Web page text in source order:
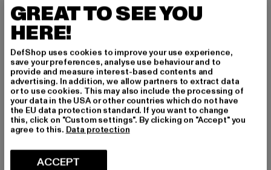
TILMELD DIG FOR A
T BLIVE INSPIRERE
T!
Tilmeld dig vores nyhedsbrev her og modtag f
d og kuponer fra DefShop via e-mail!
GREAT TO SEE YOU
HERE!
DefShop uses cookies to improve your use experience,
save your preferences, analyse use behaviour and to
provide and measure interest-based contents and
advertising. In addition, we allow partners to extract data
or to use cookies. This may also include the processing of
your data in the USA or other countries which do not have
the EU data protection standard. If you want to change
this, click on "Custom settings". By clicking on "Accept" you
agree to this. Data protection
ACCEPT